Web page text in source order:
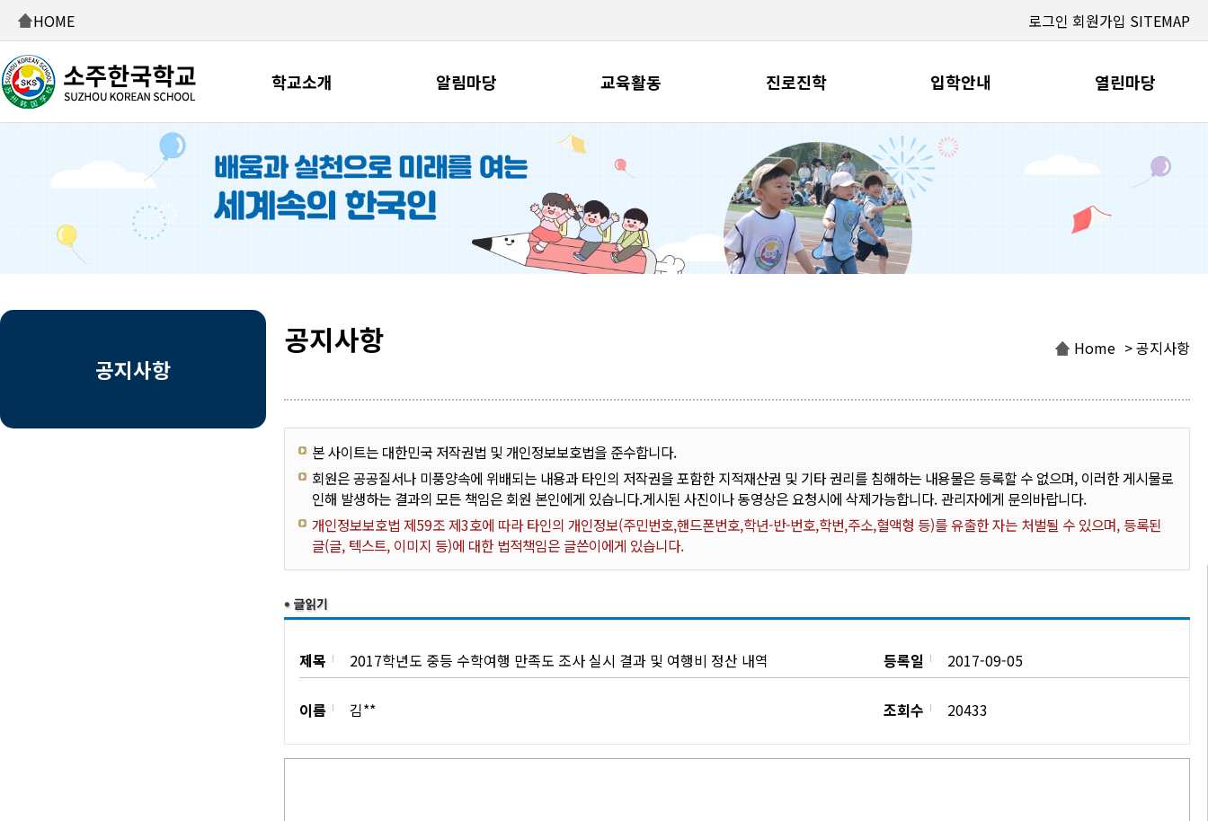
HOME 로그인 회원가입 SITEMAP
학교소개 알림마당 교육활동 진로진학 입학안내 열린마당
공지사항
공지사항 Home > 공지사항
본 사이트는 대한민국 저작권법 및 개인정보보호법을 준수합니다.
회원은 공공질서나 미풍양속에 위배되는 내용과 타인의 저작권을 포함한 지적재산권 및 기타 권리를 침해하는 내용물은 등록할 수 없으며, 이러한 게시물로
인해 발생하는 결과의 모든 책임은 회원 본인에게 있습니다.게시된 사진이나 동영상은 요청시에 삭제가능합니다. 관리자에게 문의바랍니다.
개인정보보호법 제59조 제3호에 따라 타인의 개인정보(주민번호,핸드폰번호,학년-반-번호,학번,주소,혈액형 등)를 유출한 자는 처벌될 수 있으며, 등록된
글(글, 텍스트, 이미지 등)에 대한 법적책임은 글쓴이에게 있습니다.
제목 2017학년도 중등 수학여행 만족도 조사 실시 결과 및 여행비 정산 내역 등록일 2017-09-05
이름 김** 조회수 20433